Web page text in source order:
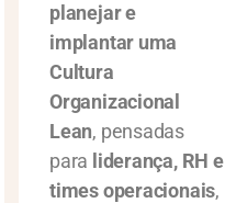
planejar e
implantar uma
Cultura
Organizacional
Lean, pensadas
para liderança, RH e
times operacionais,